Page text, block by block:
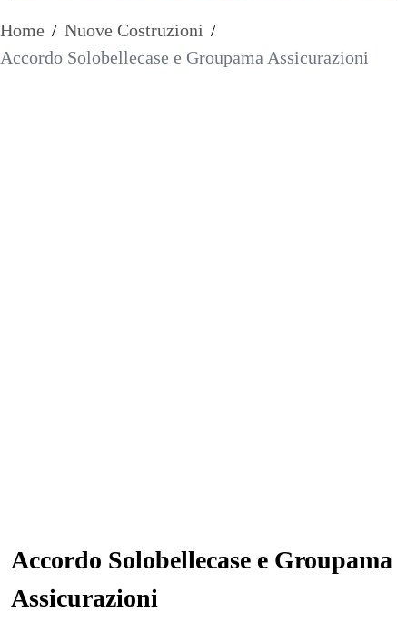
Home / Nuove Costruzioni /
Accordo Solobellecase e Groupama Assicurazioni
Accordo Solobellecase e Groupama
Assicurazioni